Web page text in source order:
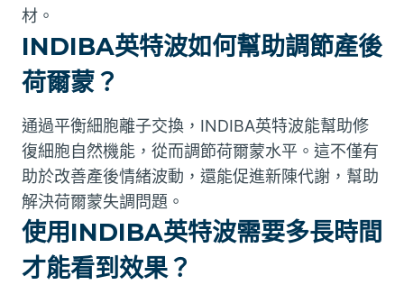
材。
INDIBA英特波如何幫助調節產後
荷爾蒙？
通過平衡細胞離子交換，INDIBA英特波能幫助修
復細胞自然機能，從而調節荷爾蒙水平。這不僅有
助於改善產後情緒波動，還能促進新陳代謝，幫助
解決荷爾蒙失調問題。
使用INDIBA英特波需要多長時間
才能看到效果？